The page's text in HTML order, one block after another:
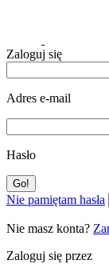
Zaloguj się
Adres e-mail
Hasło
Nie pamiętam hasła
Nie masz konta?
Zaloguj się przez